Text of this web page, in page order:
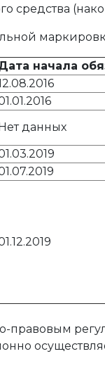
средства
начала
Нет данных
правовым